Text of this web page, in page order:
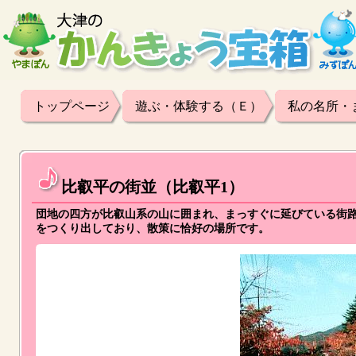
トップページ 遊ぶ・体験する（Ｅ） 私の名所・
比叡平の街並（比叡平1）
団地の四方が比叡山系の山に囲まれ、まっすぐに延びている
をつくり出しており、散策に恰好の場所です。